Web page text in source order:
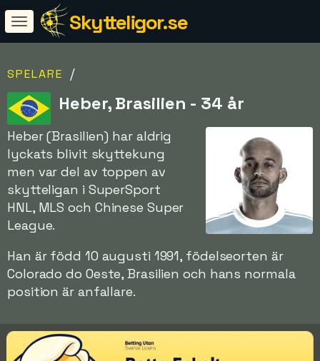
Skytteligor.se
SPELARE /
Heber, Brasilien - 34 år
Heber (Brasilien) har aldrig
lyckats blivit skyttekung
men var del av toppen av
skytteligan i SuperSport
HNL, MLS och Chinese Super
League.
Han är född 10 augusti 1991, födelseorten är
Colorado do Oeste, Brasilien och hans normala
position är anfallare.